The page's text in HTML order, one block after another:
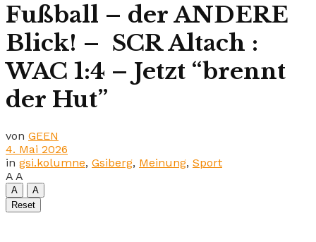
Fußball – der ANDERE
Blick! – SCR Altach :
WAC 1:4 – Jetzt “brennt
der Hut”
von GEEN
4. Mai 2026
in gsi.kolumne, Gsiberg, Meinung, Sport
A A
A
A
Reset